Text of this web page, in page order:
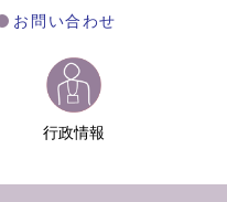
お問い合わせ
行政情報